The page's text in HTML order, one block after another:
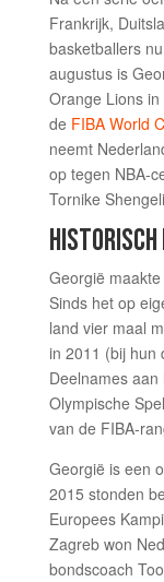
Frankrijk,
basketballers
augustus is
Orange Lions
de FIBA World
neemt
op tegen NBA-
Tornike
Georgië
Sinds het op
land vier maal
in 2011 (bij hun
Deelnames
Olympische
van de FIBA-
Georgië is een
2015 stonden
Europees
Zagreb won
bondscoach